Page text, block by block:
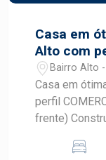
Casa em
Alto com
Bairro Alto
Casa em
perfil COMERCIAL Terreno de 282
frente) Construção
recuo de